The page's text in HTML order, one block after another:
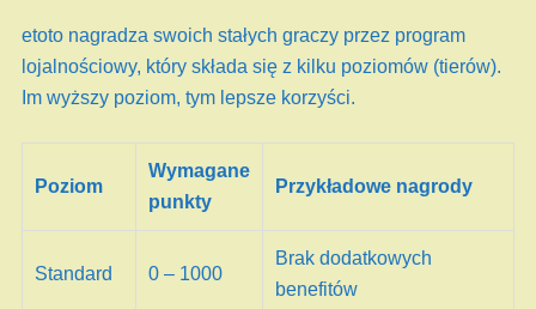
etoto nagradza swoich stałych graczy przez program
lojalnościowy, który składa się z kilku poziomów (tierów).
Im wyższy poziom, tym lepsze korzyści.
Poziom
Wymagane
punkty
Przykładowe nagrody
Standard 0 – 1000
Brak dodatkowych
benefitów